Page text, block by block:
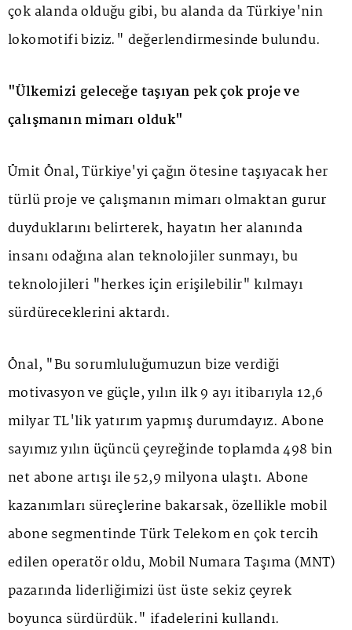
çok alanda olduğu gibi, bu alanda da Türkiye'nin
lokomotifi biziz." değerlendirmesinde bulundu.
"Ülkemizi geleceğe taşıyan pek çok proje ve
çalışmanın mimarı olduk"
Ümit Önal, Türkiye'yi çağın ötesine taşıyacak her
türlü proje ve çalışmanın mimarı olmaktan gurur
duyduklarını belirterek, hayatın her alanında
insanı odağına alan teknolojiler sunmayı, bu
teknolojileri "herkes için erişilebilir" kılmayı
sürdüreceklerini aktardı.
Önal, "Bu sorumluluğumuzun bize verdiği
motivasyon ve güçle, yılın ilk 9 ayı itibarıyla 12,6
milyar TL'lik yatırım yapmış durumdayız. Abone
sayımız yılın üçüncü çeyreğinde toplamda 498 bin
net abone artışı ile 52,9 milyona ulaştı. Abone
kazanımları süreçlerine bakarsak, özellikle mobil
abone segmentinde Türk Telekom en çok tercih
edilen operatör oldu, Mobil Numara Taşıma (MNT)
pazarında liderliğimizi üst üste sekiz çeyrek
boyunca sürdürdük." ifadelerini kullandı.